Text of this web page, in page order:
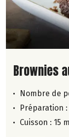
Lire la
Brownies
Nombre de
Préparation :
Cuisson : 15